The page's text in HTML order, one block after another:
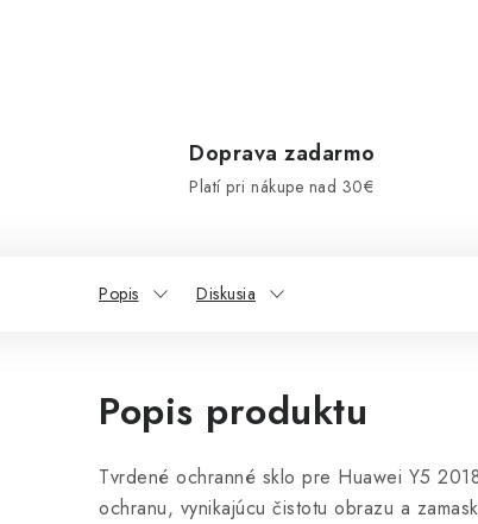
Doprava zadarmo
Platí pri nákupe nad 30€
Popis Diskusia
Popis produktu
Tvrdené ochranné sklo pre Huawei Y5
ochranu, vynikajúcu čistotu obrazu a